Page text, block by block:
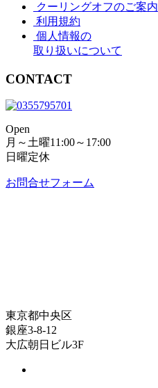
クーリングオフのご案内
利用規約
個人情報の
取り扱いについて
CONTACT
Open
月～土曜11:00～17:00
日曜定休
お問合せフォーム
東京都中央区
銀座3-8-12
大広朝日ビル3F